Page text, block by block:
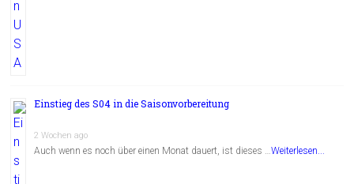
Einstieg des S04 in die Saisonvorbereitung
2 Wochen ago
Auch wenn es noch über einen Monat dauert, ist dieses …Weiterlesen...